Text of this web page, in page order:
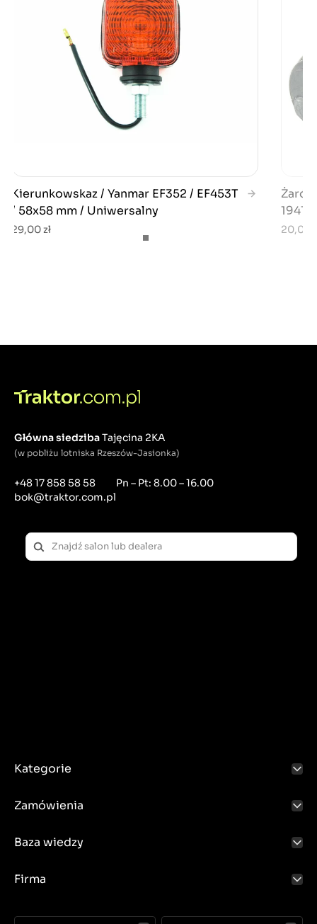
Kierunkowskaz / Yanmar EF352 / EF453T
/ 58x58 mm / Uniwersalny
29,00 zł 20,00
Główna siedzibaTajęcina 2KA
(w pobliżu lotniska Rzeszów-Jasionka)
+48 17 858 58 58
bok@traktor.com.pl
Pn – Pt: 8.00 – 16.00
Kategorie
Zamówienia
Baza wiedzy
Firma